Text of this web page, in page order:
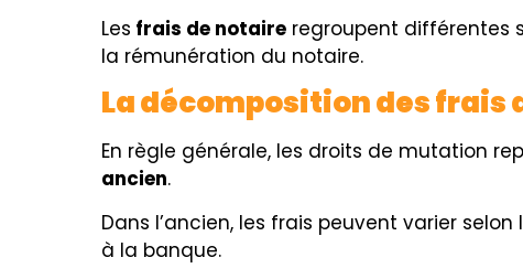
Les frais de notaire regroupent différentes
la rémunération du notaire.
La décomposition des frais
En règle générale, les droits de mutation
ancien.
Dans l’ancien, les frais peuvent varier
à la banque.